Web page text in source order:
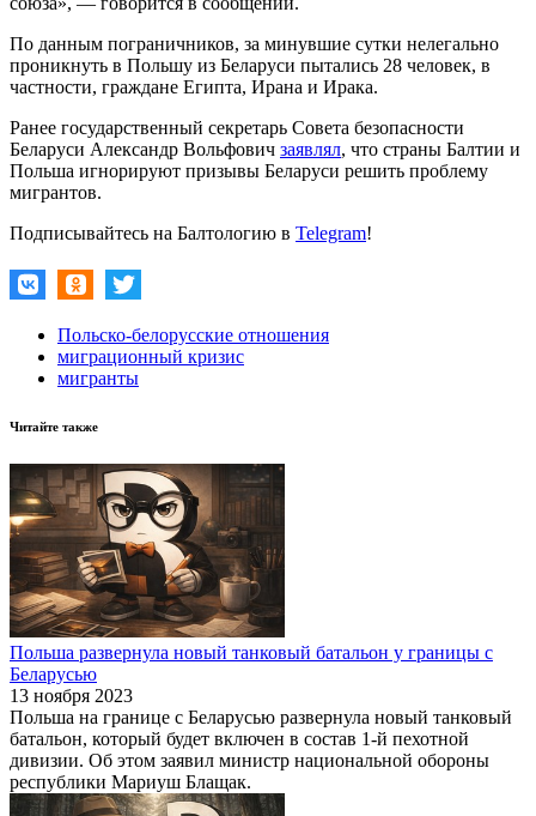
По данным пограничников, за минувшие сутки нелегально
проникнуть в Польшу из Беларуси пытались 28 человек, в
частности, граждане Египта, Ирана и Ирака.
Ранее государственный секретарь Совета безопасности
Беларуси Александр Вольфович заявлял, что страны Балтии и
Польша игнорируют призывы Беларуси решить проблему
мигрантов.
Подписывайтесь на Балтологию в Telegram!
Польско-белорусские отношения
миграционный кризис
мигранты
Читайте также
Польша развернула новый танковый батальон у границы c
Беларусью
13 ноября 2023
Польша на границе с Беларусью развернула новый танковый
батальон, который будет включен в состав 1-й пехотной
дивизии. Об этом заявил министр национальной обороны
республики Мариуш Блащак.